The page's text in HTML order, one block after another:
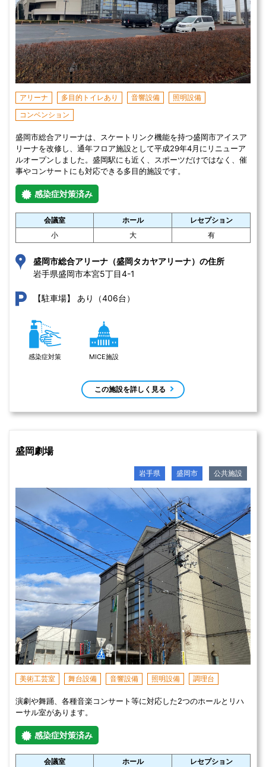
アリーナ 多目的トイレあり 音響設備
照明設備
コンベンション
盛岡市総合アリーナは、スケートリンク機能を持つ盛岡市アイスア
リーナを改修し、通年フロア施設として平成29年4月にリニューア
ルオープンしました。盛岡駅にも近く、スポーツだけではなく、催
事やコンサートにも対応できる多目的施設です。
感染症対策済み
会議室 ホール
レセプション
小
大 有
盛岡市総合アリーナ（盛岡タカヤアリーナ）の住所
岩手県盛岡市本宮5丁目4-1
【駐車場】 あり（406台）
感染症対策 MICE施設
この施設を詳しく見る
盛岡劇場
岩手県 盛岡市 公共施設
美術工芸室 舞台設備 音響設備 照明設備 調理台
演劇や舞踊、各種音楽コンサート等に対応した2つのホールとリハ
ーサル室があります。
感染症対策済み
会議室 ホール
レセプション